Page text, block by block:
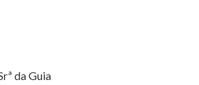
da Guia